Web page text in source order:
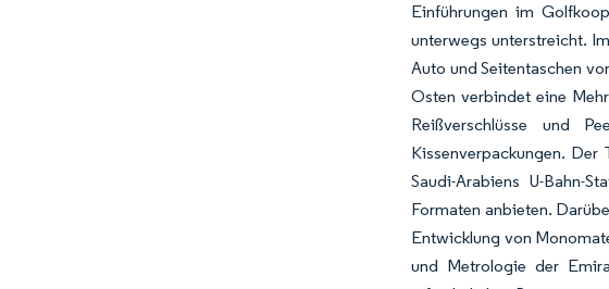
Einführungen im
unterwegs unterstreicht.
Auto und Seitentaschen
Osten verbindet eine
Reißverschlüsse und
Kissenverpackungen.
Saudi-Arabiens U-Bahn-
Formaten anbieten.
Entwicklung von
und Metrologie der